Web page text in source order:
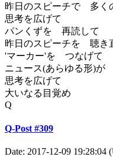
昨日のスピーチで 多く
思考を広げて
パンくずを 再読して
昨日のスピーチを 聴き
'マーカー'を つなげて
ニュース(あらゆる形)が
思考を広げて
大いなる目覚め
Q
Q-Post #309
Date: 2017-12-09 19:28:04